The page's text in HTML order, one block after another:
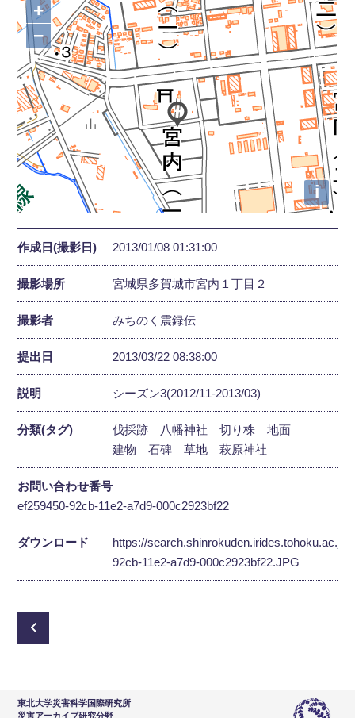
+
−
i
作成日(撮影日) 2013/01/08 01:31:00
撮影場所 宮城県多賀城市宮内１丁目２
撮影者 みちのく震録伝
提出日 2013/03/22 08:38:00
説明 シーズン3(2012/11-2013/03)
分類(タグ) 伐採跡 八幡神社 切り株
地面
建物
石碑 草地 萩原神社
お問い合わせ番号
ef259450-92cb-11e2-a7d9-000c2923bf22
ダウンロード
https://
92cb-11e2-a7d9-000c2923bf22.JPG
東北大学災害科学国際研究所
災害アーカイブ研究分野